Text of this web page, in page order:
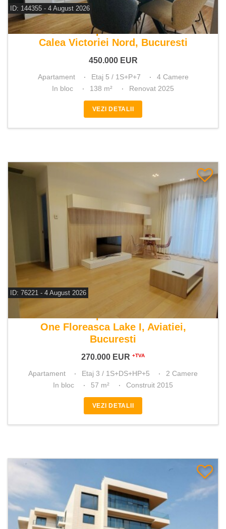
ID: 144355 - 4 August 2026
De vanzare apartament 4 camere
Calea Victoriei Nord, Bucuresti
450.000 EUR
Apartament Etaj 5 / 1S+P+7
4 Camere
In bloc
138 m² Renovat 2025
VEZI DETALII
ID: 76221 - 4 August 2026
One Floreasca Lake I, Aviatiei,
Bucuresti
270.000 EUR +TVA
Apartament Etaj 3 / 1S+DS+HP+5
2 Camere
In bloc
57 m² Construit 2015
VEZI DETALII